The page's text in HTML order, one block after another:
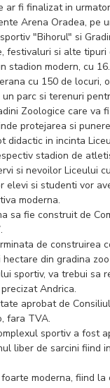
ar fi finalizat in
Arena Oradea, pe
"Bihorul" si
festivaluri si alte
stadion modern, cu
cu 150 de
parc si terenuri
Zoologice care va
protejarea si
didactic in incinta
stadion de
si nevoilor Liceului
elevi si studenti vor
moderna.
sa fie construit de
de construirea
din gradina
sportiv, va trebui sa
Andrica.
aprobat de
fara TVA.
sportiv a fost
liber de sarcini fiind
moderna, fiind